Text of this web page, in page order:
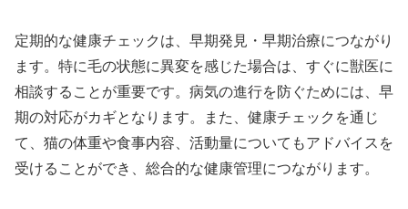
定期的な健康チェックは、早期発見・早期治療につながり
ます。特に毛の状態に異変を感じた場合は、すぐに獣医に
相談することが重要です。病気の進行を防ぐためには、早
期の対応がカギとなります。また、健康チェックを通じ
て、猫の体重や食事内容、活動量についてもアドバイスを
受けることができ、総合的な健康管理につながります。